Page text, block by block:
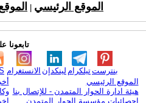
الموقع الرئيسي
تابعونا
الانستغرام لينكدإن تيلكرامبنترست
الموقع الرئيسي
هيئة ادارة الحوار المتمدن - للإتصال بنا
إحصائيات مؤسسة الحوار المتمدن